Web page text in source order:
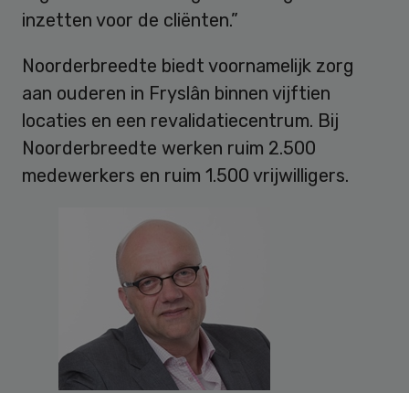
inzetten voor de cliënten.”
Noorderbreedte biedt voornamelijk zorg
aan ouderen in Fryslân binnen vijftien
locaties en een revalidatiecentrum. Bij
Noorderbreedte werken ruim 2.500
medewerkers en ruim 1.500 vrijwilligers.